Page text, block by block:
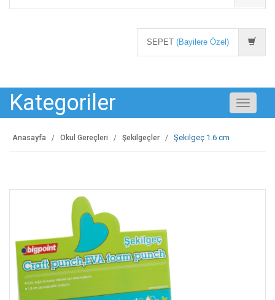
SEPET (Bayilere Özel)
Kategoriler
Toggle
Anasayfa Okul Gereçleri Şekilgeçler Şekilgeç 1.6 cm